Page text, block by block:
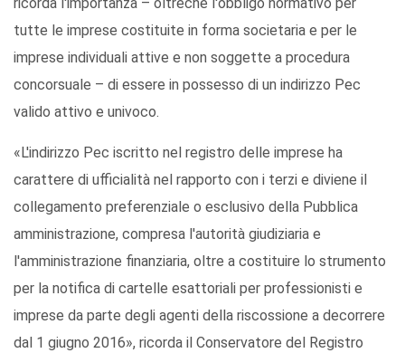
ricorda l'importanza – oltrechè l'obbligo normativo per
tutte le imprese costituite in forma societaria e per le
imprese individuali attive e non soggette a procedura
concorsuale – di essere in possesso di un indirizzo Pec
valido attivo e univoco.
«L'indirizzo Pec iscritto nel registro delle imprese ha
carattere di ufficialità nel rapporto con i terzi e diviene il
collegamento preferenziale o esclusivo della Pubblica
amministrazione, compresa l'autorità giudiziaria e
l'amministrazione finanziaria, oltre a costituire lo strumento
per la notifica di cartelle esattoriali per professionisti e
imprese da parte degli agenti della riscossione a decorrere
dal 1 giugno 2016», ricorda il Conservatore del Registro